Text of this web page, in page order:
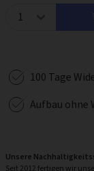
100 Tage
Aufbau ohne
Unsere
Seit 2012 fertigen wir